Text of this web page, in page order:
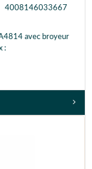
4008146033667
avec broyeur
: